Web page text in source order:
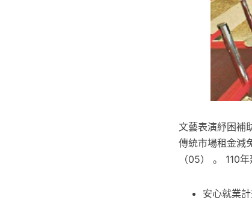
文藝表演紓困補
傳統市場租金減
（05） 。 110
安心就業